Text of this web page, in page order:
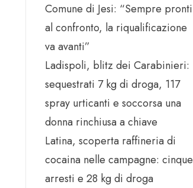
Comune di Jesi: “Sempre pronti
al confronto, la riqualificazione
va avanti”
Ladispoli, blitz dei Carabinieri:
sequestrati 7 kg di droga, 117
spray urticanti e soccorsa una
donna rinchiusa a chiave
Latina, scoperta raffineria di
cocaina nelle campagne: cinque
arresti e 28 kg di droga